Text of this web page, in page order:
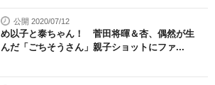
公開 2020/07/12
め以子と泰ちゃん！ 菅田将暉＆杏、偶然が生
んだ「ごちそうさん」親子ショットにファ...